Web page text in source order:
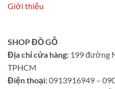
Giới thiệu
SHOP ĐỒ GỖ
Địa chỉ cửa hàng: 199 đường
TPHCM
Điện thoại:0913916949 –